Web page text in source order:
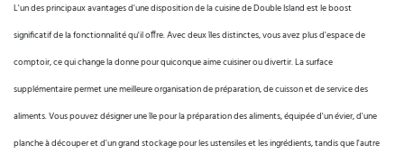
L'un des principaux avantages d'une disposition de la cuisine de Double Island est le boost
significatif de la fonctionnalité qu'il offre. Avec deux îles distinctes, vous avez plus d'espace de
comptoir, ce qui change la donne pour quiconque aime cuisiner ou divertir. La surface
supplémentaire permet une meilleure organisation de préparation, de cuisson et de service des
aliments. Vous pouvez désigner une île pour la préparation des aliments, équipée d'un évier, d'une
planche à découper et d'un grand stockage pour les ustensiles et les ingrédients, tandis que l'autre